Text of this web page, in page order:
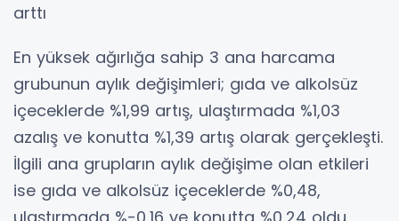
arttı
En yüksek ağırlığa sahip 3 ana harcama
grubunun aylık değişimleri; gıda ve alkolsüz
içeceklerde %1,99 artış, ulaştırmada %1,03
azalış ve konutta %1,39 artış olarak gerçekleşti.
İlgili ana grupların aylık değişime olan etkileri
ise gıda ve alkolsüz içeceklerde %0,48,
ulaştırmada %-0,16 ve konutta %0,24 oldu.